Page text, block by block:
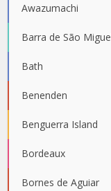
Awazumachi
Barra de São
Bath
Benenden
Benguerra Island
Bordeaux
Bornes de Aguiar